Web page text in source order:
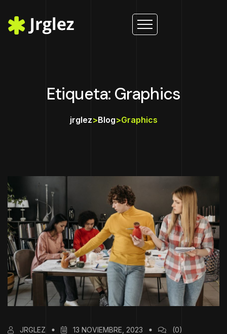
Etiqueta: Graphics
jrglez>Blog>Graphics
JRGLEZ 13 NOVIEMBRE, 2023 (0)